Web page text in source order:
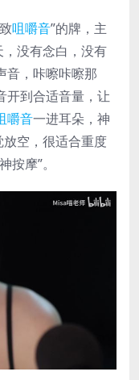
咀嚼音”的牌，主
，没有念白，没有
音，咔嚓咔嚓那
开到合适音量，让
嚼音一进耳朵，神
放空，很适合重度
摩”。